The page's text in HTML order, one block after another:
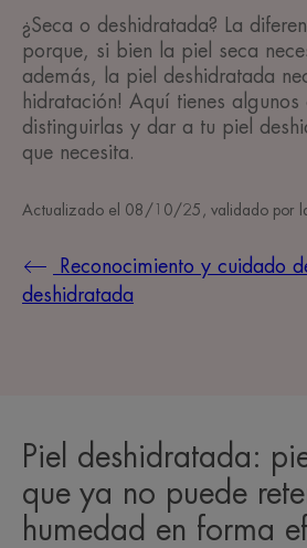
¿Seca o deshidratada? La
porque, si bien la piel seca
además, la piel deshidratada
hidratación! Aquí tienes algunos
distinguirlas y dar a tu piel
que necesita.
Actualizado el 08/10/25 , validado por
Reconocimiento y cuidado
deshidratada
Piel deshidratada:
que ya no puede
humedad en forma